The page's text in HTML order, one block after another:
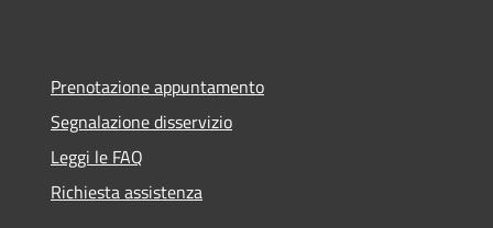
Prenotazione appuntamento
Segnalazione disservizio
Leggi le FAQ
Richiesta assistenza